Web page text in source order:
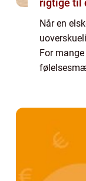
rigtige til
Når en
For